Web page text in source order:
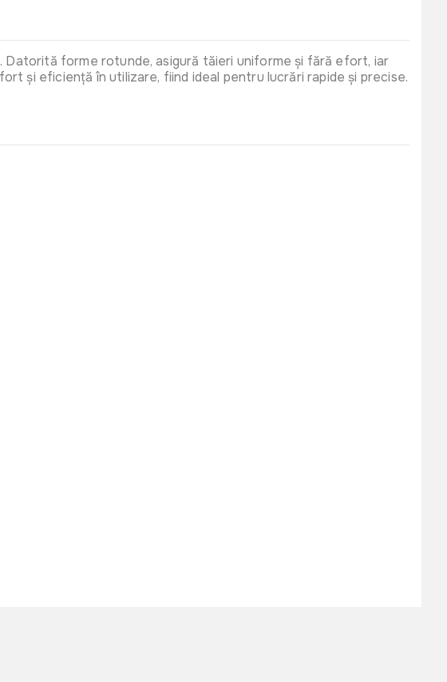
forme rotunde, asigură tăieri uniforme și fără efort, iar
și eficiență în utilizare, fiind ideal pentru lucrări rapide și precise.